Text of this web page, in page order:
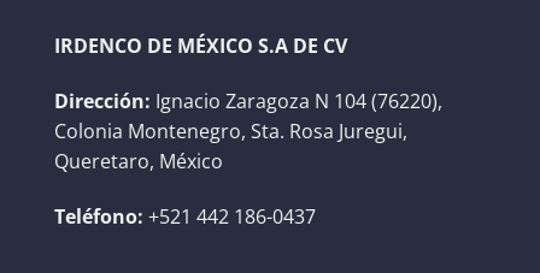
IRDENCO DE MÉXICO S.A DE CV
Dirección: Ignacio Zaragoza N 104 (76220),
Colonia Montenegro, Sta. Rosa Juregui,
Queretaro, México
Teléfono: +521 442 186-0437